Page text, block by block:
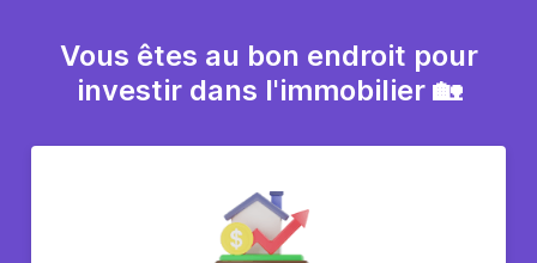
Vous êtes au bon endroit pour
investir dans l'immobilier 🏡